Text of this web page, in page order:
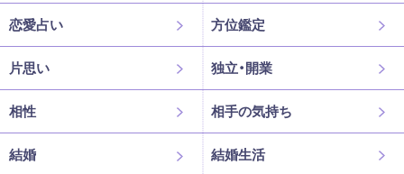
恋愛占い 方位鑑定
片思い 独立・開業
相性 相手の気持ち
結婚 結婚生活